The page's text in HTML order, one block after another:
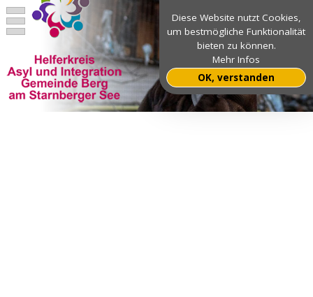
Diese Website nutzt Cookies,
um bestmögliche Funktionalität
bieten zu können.
Mehr Infos
OK, verstanden